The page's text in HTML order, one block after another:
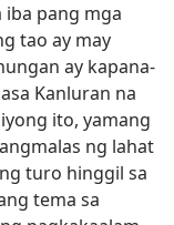
iba pang mga
tao ay may
ay kapana-
Kanluran na
ito, yamang
ng lahat
turo hinggil sa
tema sa